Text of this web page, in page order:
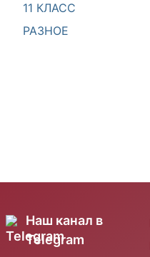
11 КЛАСС
РАЗНОЕ
Наш канал в
Telegram